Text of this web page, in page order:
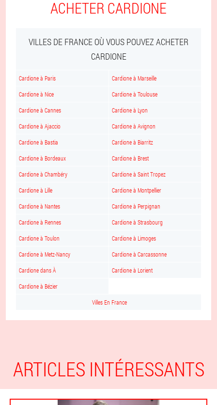
ACHETER CARDIONE
VILLES DE FRANCE OÙ VOUS POUVEZ ACHETER
CARDIONE
Cardione à Paris Cardione à Marseille
Cardione à Nice Cardione à Toulouse
Cardione à Cannes Cardione à Lyon
Cardione à Ajaccio Cardione à Avignon
Cardione à Bastia Cardione à Biarritz
Cardione à Bordeaux Cardione à Brest
Cardione à Chambéry Cardione à Saint Tropez
Cardione à Lille Cardione à Montpellier
Cardione à Nantes Cardione à Perpignan
Cardione à Rennes Cardione à Strasbourg
Cardione à Toulon Cardione à Limoges
Cardione à Metz-Nancy Cardione à Carcassonne
Cardione dans À Cardione à Lorient
Cardione à Bézier
Villes En France
ARTICLES INTÉRESSANTS